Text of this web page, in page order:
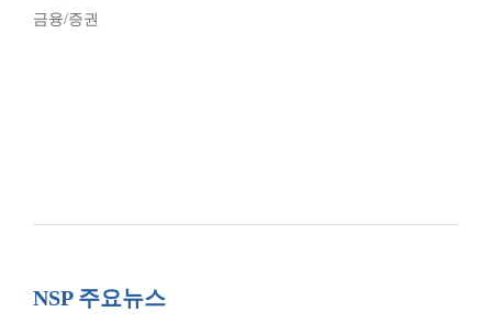
금융/증권
NSP 주요뉴스